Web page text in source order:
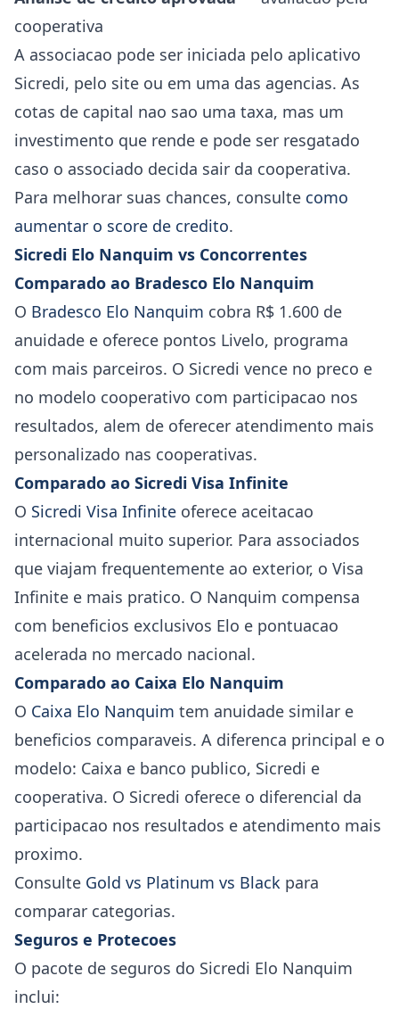
cooperativa
A associacao pode ser iniciada pelo aplicativo
Sicredi, pelo site ou em uma das agencias. As
cotas de capital nao sao uma taxa, mas um
investimento que rende e pode ser resgatado
caso o associado decida sair da cooperativa.
Para melhorar suas chances, consulte como
aumentar o score de credito.
Sicredi Elo Nanquim vs Concorrentes
Comparado ao Bradesco Elo Nanquim
O Bradesco Elo Nanquim cobra R$ 1.600 de
anuidade e oferece pontos Livelo, programa
com mais parceiros. O Sicredi vence no preco e
no modelo cooperativo com participacao nos
resultados, alem de oferecer atendimento mais
personalizado nas cooperativas.
Comparado ao Sicredi Visa Infinite
O Sicredi Visa Infinite oferece aceitacao
internacional muito superior. Para associados
que viajam frequentemente ao exterior, o Visa
Infinite e mais pratico. O Nanquim compensa
com beneficios exclusivos Elo e pontuacao
acelerada no mercado nacional.
Comparado ao Caixa Elo Nanquim
O Caixa Elo Nanquim tem anuidade similar e
beneficios comparaveis. A diferenca principal e o
modelo: Caixa e banco publico, Sicredi e
cooperativa. O Sicredi oferece o diferencial da
participacao nos resultados e atendimento mais
proximo.
Consulte Gold vs Platinum vs Black para
comparar categorias.
Seguros e Protecoes
O pacote de seguros do Sicredi Elo Nanquim
inclui: